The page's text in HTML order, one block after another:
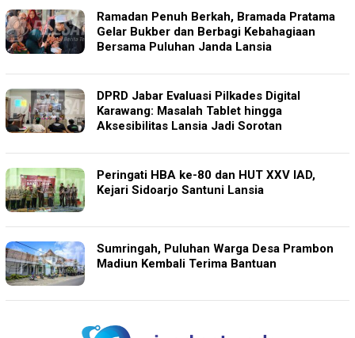
Ramadan Penuh Berkah, Bramada Pratama
Gelar Bukber dan Berbagi Kebahagiaan
Bersama Puluhan Janda Lansia
DPRD Jabar Evaluasi Pilkades Digital
Karawang: Masalah Tablet hingga
Aksesibilitas Lansia Jadi Sorotan
Peringati HBA ke-80 dan HUT XXV IAD,
Kejari Sidoarjo Santuni Lansia
Sumringah, Puluhan Warga Desa Prambon
Madiun Kembali Terima Bantuan